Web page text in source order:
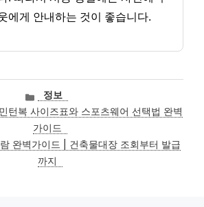
에게 안내하는 것이 좋습니다.
카
테
고
리
정보
턴복 사이즈표와 스포츠웨어 선택법 완벽
가이드
완벽가이드 | 건축물대장 조회부터 발급
까지